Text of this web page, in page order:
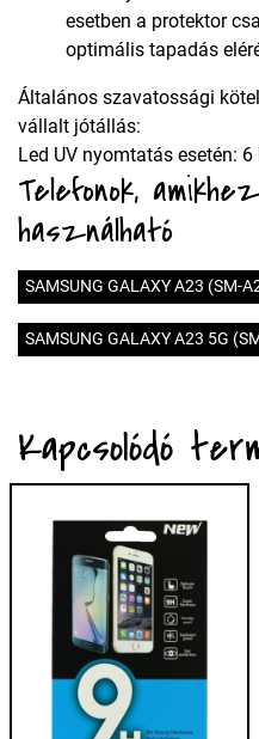
esetben a protektor
optimális tapadás
Általános szavatossági
vállalt jótállás:
Led UV nyomtatás esetén:
Telefonok,
használható
SAMSUNG GALAXY A23 (SM-
SAMSUNG GALAXY A23 5G
Kapcsolódó